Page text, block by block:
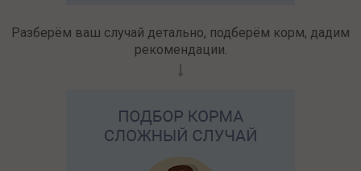
Разберём ваш случай детально, подберём корм, дадим
рекомендации.